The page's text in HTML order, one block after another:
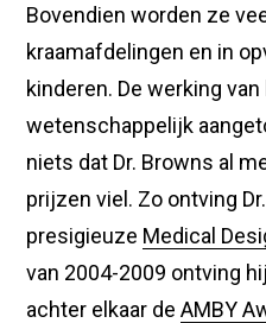
Bovendien worden ze
kraamafdelingen en in
kinderen. De werking
wetenschappelijk
niets dat Dr. Browns al
prijzen viel. Zo ontving
presigieuze Medical
van 2004-2009 ontving
achter elkaar deAMBY